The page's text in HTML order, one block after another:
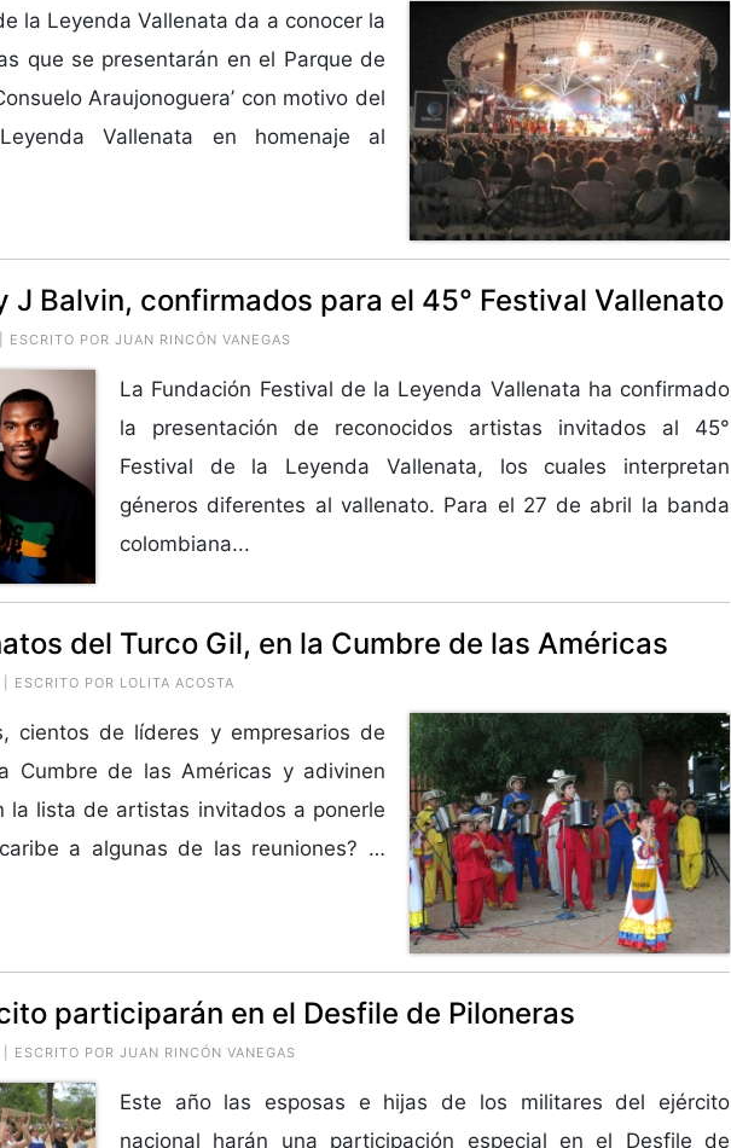
la Leyenda Vallenata da a conocer la
que se presentarán en el Parque de
Araujonoguera’ con motivo del
Vallenata en homenaje al
J Balvin, confirmados para el 45° Festival Vallenato
POR JUAN RINCÓN VANEGAS
La Fundación Festival de la Leyenda Vallenata ha confirmado
la presentación de reconocidos artistas invitados al 45°
Festival de la Leyenda Vallenata, los cuales interpretan
géneros diferentes al vallenato. Para el 27 de abril la banda
colombiana...
del Turco Gil, en la Cumbre de las Américas
POR LOLITA ACOSTA
cientos de líderes y empresarios de
Cumbre de las Américas y adivinen
la lista de artistas invitados a ponerle
a algunas de las reuniones? …
participarán en el Desfile de Piloneras
POR JUAN RINCÓN VANEGAS
Este año las esposas e hijas de los militares del ejército
nacional harán una participación especial en el Desfile de